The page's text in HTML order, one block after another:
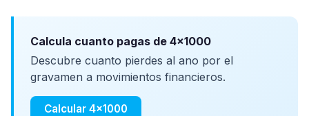
Calcula cuanto pagas de 4x1000
Descubre cuanto pierdes al ano por el
gravamen a movimientos financieros.
Calcular 4x1000